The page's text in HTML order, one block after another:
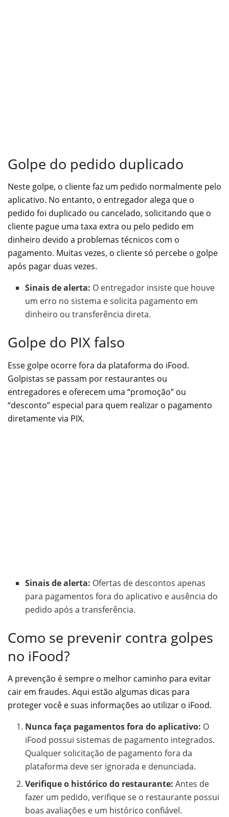
Golpe do pedido duplicado
Neste golpe, o cliente faz um pedido normalmente pelo
aplicativo. No entanto, o entregador alega que o
pedido foi duplicado ou cancelado, solicitando que o
cliente pague uma taxa extra ou pelo pedido em
dinheiro devido a problemas técnicos com o
pagamento. Muitas vezes, o cliente só percebe o golpe
após pagar duas vezes.
Sinais de alerta: O entregador insiste que houve
um erro no sistema e solicita pagamento em
dinheiro ou transferência direta.
Golpe do PIX falso
Esse golpe ocorre fora da plataforma do iFood.
Golpistas se passam por restaurantes ou
entregadores e oferecem uma “promoção” ou
“desconto” especial para quem realizar o pagamento
diretamente via PIX.
Sinais de alerta: Ofertas de descontos apenas
para pagamentos fora do aplicativo e ausência do
pedido após a transferência.
Como se prevenir contra golpes
no iFood?
A prevenção é sempre o melhor caminho para evitar
cair em fraudes. Aqui estão algumas dicas para
proteger você e suas informações ao utilizar o iFood.
Nunca faça pagamentos fora do aplicativo: O
iFood possui sistemas de pagamento integrados.
Qualquer solicitação de pagamento fora da
plataforma deve ser ignorada e denunciada.
Verifique o histórico do restaurante: Antes de
fazer um pedido, verifique se o restaurante possui
boas avaliações e um histórico confiável.